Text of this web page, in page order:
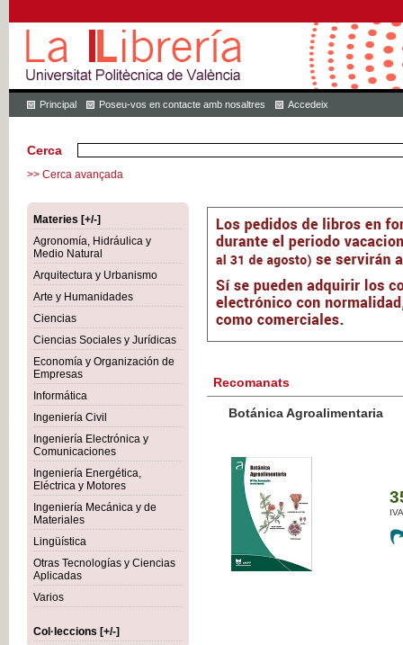
Principal Poseu-vos en contacte amb nosaltres Accedeix
Cerca
>> Cerca avançada
Materies [+/-]
Agronomía, Hidráulica y
Medio Natural
Arquitectura y Urbanismo
Arte y Humanidades
Ciencias
Ciencias Sociales y Jurídicas
Economía y Organización de
Empresas
Informática
Ingeniería Civil
Ingeniería Electrónica y
Comunicaciones
Ingeniería Energética,
Eléctrica y Motores
Ingeniería Mecánica y de
Materiales
Lingüística
Otras Tecnologías y Ciencias
Aplicadas
Varios
Col·leccions [+/-]
Recomanats
Botánica Agroalimentaria
IVA